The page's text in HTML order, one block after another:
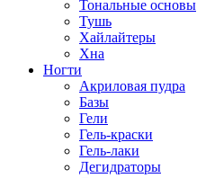
Тональные основы
Тушь
Хайлайтеры
Хна
Ногти
Акриловая пудра
Базы
Гели
Гель-краски
Гель-лаки
Дегидраторы